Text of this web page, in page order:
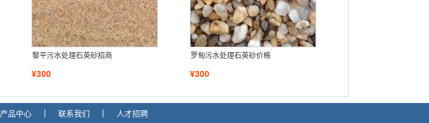
黎平污水处理石英砂招商
¥300
罗甸污水处理石英砂价格
¥300
产品中心 联系我们 人才招聘